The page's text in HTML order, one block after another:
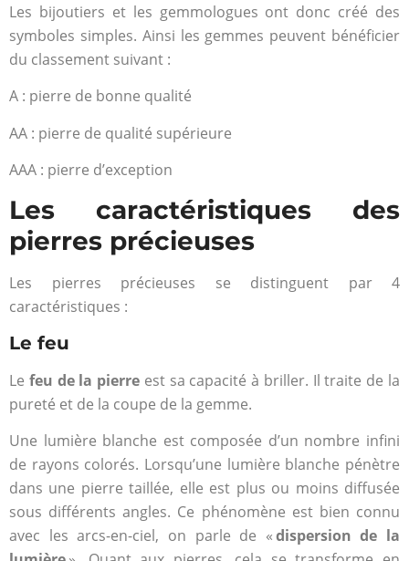
Les bijoutiers et les gemmologues ont donc créé des
symboles simples. Ainsi les gemmes peuvent bénéficier
du classement suivant :
A : pierre de bonne qualité
AA : pierre de qualité supérieure
AAA : pierre d’exception
Les caractéristiques des
pierres précieuses
Les pierres précieuses se distinguent par 4
caractéristiques :
Le feu
Le feu de la pierre est sa capacité à briller. Il traite de la
pureté et de la coupe de la gemme.
Une lumière blanche est composée d’un nombre infini
de rayons colorés. Lorsqu’une lumière blanche pénètre
dans une pierre taillée, elle est plus ou moins diffusée
sous différents angles. Ce phénomène est bien connu
avec les arcs-en-ciel, on parle de «dispersion de la